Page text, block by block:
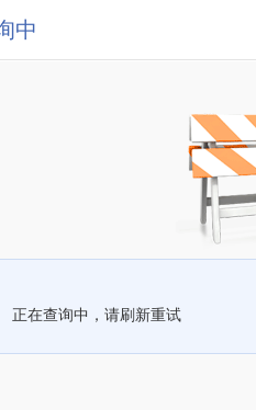
中
正在查询中，请刷新重试